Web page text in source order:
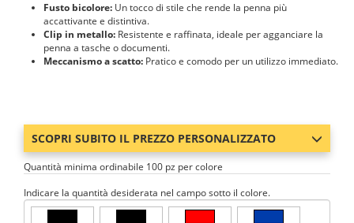
Fusto bicolore: Un tocco di stile che rende la penna più
accattivante e distintiva.
Clip in metallo: Resistente e raffinata, ideale per agganciare la
penna a tasche o documenti.
Meccanismo a scatto: Pratico e comodo per un utilizzo immediato.
SCOPRI SUBITO IL PREZZO PERSONALIZZATO
Quantità minima ordinabile 100 pz per colore
Indicare la quantità desiderata nel campo sotto il colore.